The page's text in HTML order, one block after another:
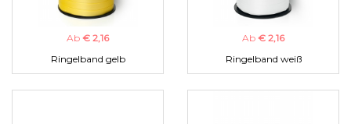
Ab € 2,16
Ringelband gelb
Ab € 2,16
Ringelband weiß